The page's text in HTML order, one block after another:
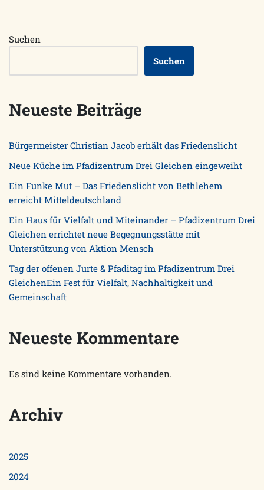
Suchen
Suchen
Neueste Beiträge
Bürgermeister Christian Jacob erhält das Friedenslicht
Neue Küche im Pfadizentrum Drei Gleichen eingeweiht
Ein Funke Mut – Das Friedenslicht von Bethlehem
erreicht Mitteldeutschland
Ein Haus für Vielfalt und Miteinander – Pfadizentrum Drei
Gleichen errichtet neue Begegnungsstätte mit
Unterstützung von Aktion Mensch
Tag der offenen Jurte & Pfaditag im Pfadizentrum Drei
GleichenEin Fest für Vielfalt, Nachhaltigkeit und
Gemeinschaft
Neueste Kommentare
Es sind keine Kommentare vorhanden.
Archiv
2025
2024